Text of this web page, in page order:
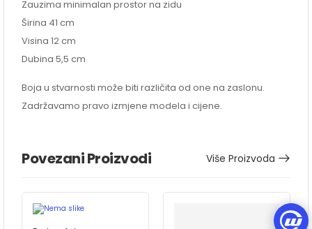
Zauzima minimalan prostor na zidu
Širina 41 cm
Visina 12 cm
Dubina 5,5 cm
Boja u stvarnosti može biti različita od one na zaslonu.
Zadržavamo pravo izmjene modela i cijene.
Povezani Proizvodi Više Proizvoda